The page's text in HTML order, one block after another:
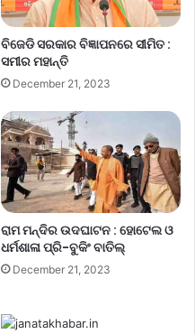
ବିଜେଡି ସରକାର ବିଜ୍ଞାପନରେ ସୀମିତ :
ସମୀର ମହାନ୍ତି
December 21, 2023
ରାମ ମନ୍ଦିର ଉଦଘାଟନ : ହୋଟେଲ ଓ
ଧର୍ମଶାଳା ପ୍ରି-ବୁକିଂ ବାତିଲ୍
December 21, 2023